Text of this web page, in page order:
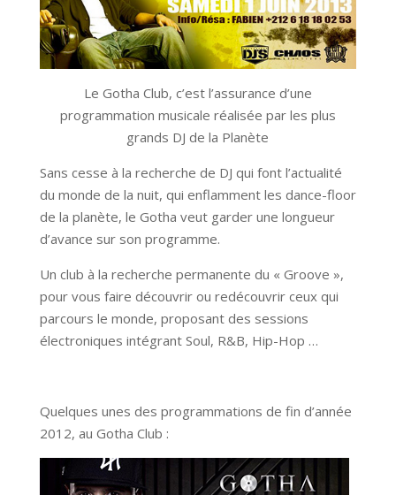
Le Gotha Club, c’est l’assurance d’une
programmation musicale réalisée par les plus
grands DJ de la Planète
Sans cesse à la recherche de DJ qui font l’actualité
du monde de la nuit, qui enflamment les dance-floor
de la planète, le Gotha veut garder une longueur
d’avance sur son programme.
Un club à la recherche permanente du « Groove »,
pour vous faire découvrir ou redécouvrir ceux qui
parcours le monde, proposant des sessions
électroniques intégrant Soul, R&B, Hip-Hop …
Quelques unes des programmations de fin d’année
2012, au Gotha Club :